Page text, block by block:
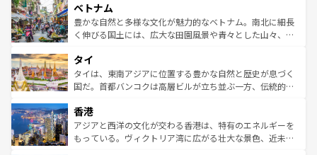
参照してほしい。
容にもいいと評判のスイーツなど、バラエティ豊かな料理
が味わえる。 なお、新着の台湾情報は コンテンツ一覧を参
照してほしい。
き、地方に足を延ばせば四季折々の自然美を楽しむことが
できる。そして、キムチや焼肉、絶品のストリートフード
まで、さまざまな韓国料理が待っている。夜には、韓国な
リティに包まれながら、韓国の多彩な魅力を心ゆくまで味
わってみてほしい。 なお、新着の韓国情報はコンテンツ一
覧を参照してほしい。
ベトナム
豊かな自然と多様な文化が魅力的なベトナム。南北に細長
く伸びる国土には、広大な田園風景や青々とした山々、世
急速な発展と共に伝統が息づく。ハノイの古い町並みやホ
ーチミン市のフランス統治時代の建物も、独特の雰囲気を
醸し出している。また、バラエティの豊かさとおいしさで
とつ。フォーやバインミー、ベトナムコーヒーなどは、ぜ
ひ現地で味わいたい。どの地域を訪れてもあたたかい人々
が旅行者を迎えてくれるので、きっと忘れられない旅にな
タイ
タイは、東南アジアに位置する豊かな自然と歴史が息づく
国だ。首都バンコクは高層ビルが立ち並ぶ一方、伝統的な
の活気が交差している。北部ではチェンマイなどの山岳地
帯で自然と触れ合い、南部ではプーケットやクラビの美し
いビーチでリゾート気分を楽しむことができる。タイ料理
香港
アジアと西洋の文化が交わる香港は、特有のエネルギーを
もっている。ヴィクトリア湾に広がる壮大な景色、近未来